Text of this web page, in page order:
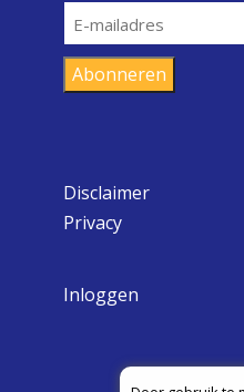
E-
mailadres
Abonneren
Disclaimer
Privacy
Inloggen